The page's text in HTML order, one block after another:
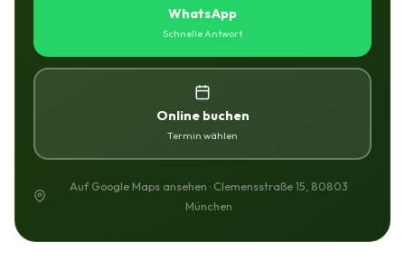
WhatsApp
Schnelle Antwort
Online buchen
Termin wählen
Auf Google Maps ansehen · Clemensstraße 15, 80803
München